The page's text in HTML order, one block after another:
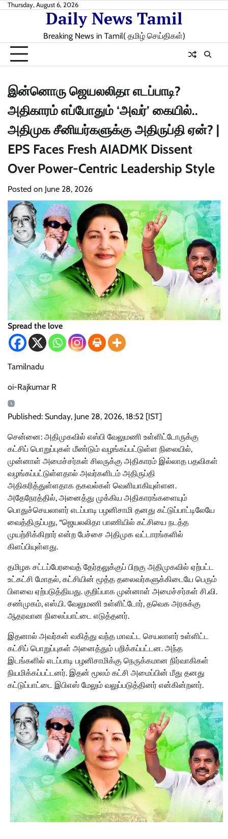
SkipThursday, August 6, 2026
Daily News Tamil
Breaking News in Tamil( தமிழ் செய்திகள்)
இன்னொரு ஜெயலலிதா எடப்பாடி?
அதிகாரம் எப்போதும் ‘அவர்’ கையில்..
அதிமுக சீனியர்களுக்கு அதிருப்தி ஏன்? |
EPS Faces Fresh AIADMK Dissent
Over Power-Centric Leadership Style
Posted on June 28, 2026
Spread the love
Tamilnadu
oi-Rajkumar R
Published: Sunday, June 28, 2026, 18:52 [IST]
சென்னை: அதிமுகவில் எஸ்பி வேலுமணி உள்ளிட்டோருக்கு
கட்சிப் பொறுப்புகள் மீண்டும் வழங்கப்பட்டுள்ள நிலையில்,
முன்னாள் அமைச்சர்கள் சிலருக்கு அதிகாரம் இல்லாத பதவிகள்
வழங்கப்பட்டுள்ளதால் அவர்களிடம் அதிருப்தி
அதிகரித்துள்ளதாக தகவல்கள் வெளியாகியுள்ளன.
அதேநேரத்தில், அனைத்து முக்கிய அதிகாரங்களையும்
பொதுச்செயலாளர் எடப்பாடி பழனிசாமி தனது கட்டுப்பாட்டிலேயே
வைத்திருப்பது, “ஜெயலலிதா பாணியில் கட்சியை நடத்த
முயற்சிக்கிறார் என்ற பேச்சை அதிமுக வட்டாரங்களில்
கிளப்பியுள்ளது.
தமிழக சட்டப்பேரவைத் தேர்தலுக்குப் பிறகு அதிமுகவில் ஏற்பட்ட
உட்கட்சி மோதல், கட்சியின் மூத்த தலைவர்களுக்கிடையே பெரும்
பிளவை ஏற்படுத்தியது. குறிப்பாக முன்னாள் அமைச்சர்கள் சி.வி.
சண்முகம், எஸ்.பி. வேலுமணி உள்ளிட்டோர், தவெக அரசுக்கு
ஆதரவான நிலைப்பாட்டை எடுத்தனர்.
இதனால் அவர்கள் வகித்து வந்த மாவட்ட செயலாளர் உள்ளிட்ட
கட்சிப் பொறுப்புகள் அனைத்தும் பறிக்கப்பட்டன. அந்த
இடங்களில் எடப்பாடி பழனிசாமிக்கு நெருக்கமான நிர்வாகிகள்
நியமிக்கப்பட்டனர். இதன் மூலம் கட்சி அமைப்பின் மீது தனது
கட்டுப்பாட்டை இபிஎஸ் மேலும் வலுப்படுத்தினர் என்கின்றனர்.